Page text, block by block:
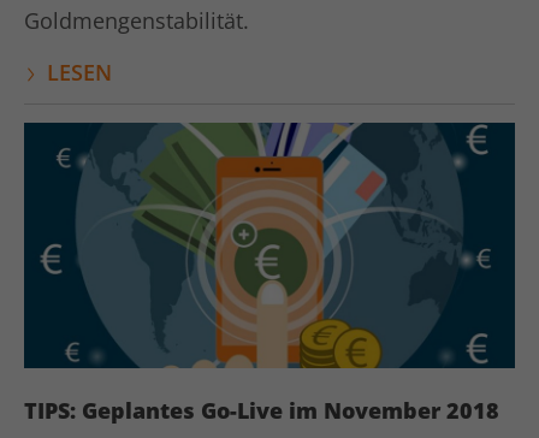
Goldmengenstabilität.
LESEN
TIPS: Geplantes Go-Live im November 2018